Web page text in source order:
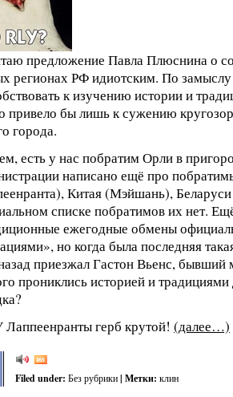
предложение Павла Плюснина о
регионах РФ идиотским. По
к изучению истории и
привело бы лишь к сужению
города.
есть у нас побратим Орли в
написано ещё про
Китая (Мэйшань),
списке побратимов их нет.
ежегодные обмены
но когда была последняя
приезжал Гастон Вьенс,
прониклись историей и
герб крутой! (далее…)
Filed under: Без рубрики| Метки: клин